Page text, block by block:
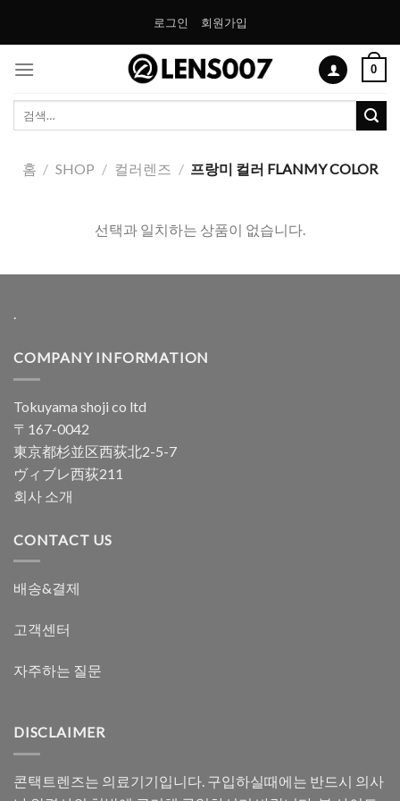
로그인 회원가입
0
색:
홈 / SHOP / 컬러렌즈 / 프랑미 컬러 FLANMY COLOR
선택과 일치하는 상품이 없습니다.
.
COMPANY INFORMATION
Tokuyama shoji co ltd
〒167-0042
東京都杉並区西荻北2-5-7
ヴィブレ西荻211
회사 소개
CONTACT US
배송&결제
고객센터
자주하는 질문
DISCLAIMER
콘택트렌즈는 의료기기입니다. 구입하실때에는 반드시 의사